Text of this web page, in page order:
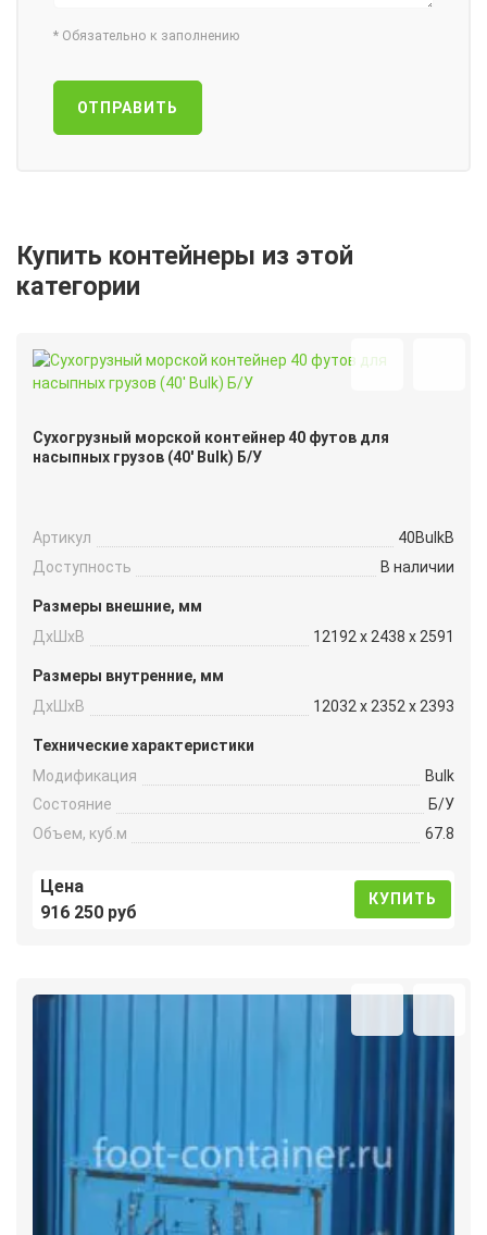
* Обязательно к заполнению
ОТПРАВИТЬ
Купить контейнеры из этой
категории
Сухогрузный морской контейнер 40 футов для
насыпных грузов (40′ Bulk) Б/У
Артикул
40BulkB
Доступность
В наличии
Размеры внешние, мм
ДxШxВ
12192 x 2438 x 2591
Размеры внутренние, мм
ДxШxВ
12032 x 2352 x 2393
Технические характеристики
Модификация
Bulk
Состояние
Б/У
Объем, куб.м
67.8
Цена
916 250 руб
КУПИТЬ